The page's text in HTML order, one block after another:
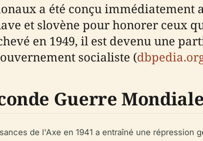
a été conçu immédiatement
et slovène pour honorer ceux
en 1949, il est devenu une
socialiste (
Guerre
de l'Axe en 1941 a entraîné une répression